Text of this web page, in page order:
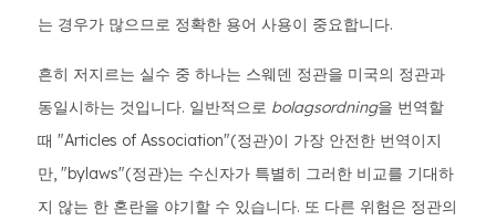
는 경우가 많으므로 정확한 용어 사용이 중요합니다.
흔히 저지르는 실수 중 하나는 스웨덴 정관을 미국의 정관과
동일시하는 것입니다. 일반적으로 bolagsordning을 번역할
때 "Articles of Association"(정관)이 가장 안전한 번역이지
만, "bylaws"(정관)는 수신자가 특별히 그러한 비교를 기대하
지 않는 한 혼란을 야기할 수 있습니다. 또 다른 위험은 정관의